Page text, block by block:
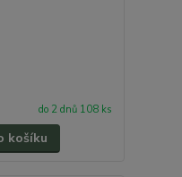
do 2 dnů 108 ks
košíku